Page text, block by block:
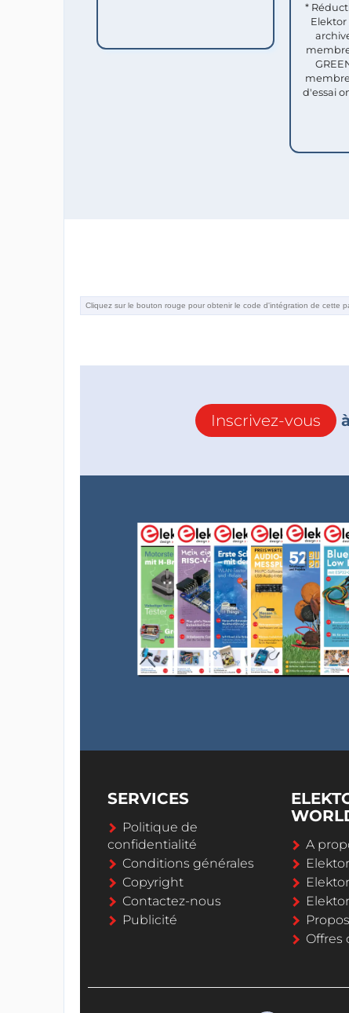
*
Elektor
d'essai
Inscrivez-vous
SERVICES
Politique de
confidentialité
Conditions générales
Copyright
Contactez-nous
Publicité
A
Offres